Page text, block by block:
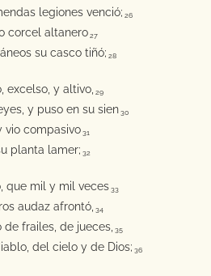
legiones venció; 26
corcel altanero 27
su casco tiñó; 28
excelso, y altivo, 29
y puso en su sien 30
vio compasivo 31
planta lamer; 32
que mil y mil veces 33
audaz afrontó, 34
frailes, de jueces, 35
del cielo y de Dios; 36